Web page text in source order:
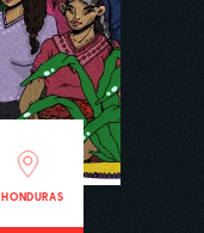
HONDURAS